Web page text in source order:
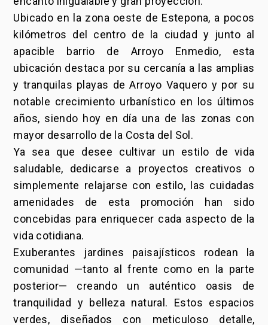
Ubicado en la zona oeste de Estepona, a pocos
kilómetros del centro de la ciudad y junto al
apacible barrio de Arroyo Enmedio, esta
ubicación destaca por su cercanía a las amplias
y tranquilas playas de Arroyo Vaquero y por su
notable crecimiento urbanístico en los últimos
años, siendo hoy en día una de las zonas con
mayor desarrollo de la Costa del Sol.
Ya sea que desee cultivar un estilo de vida
saludable, dedicarse a proyectos creativos o
simplemente relajarse con estilo, las cuidadas
amenidades de esta promoción han sido
concebidas para enriquecer cada aspecto de la
vida cotidiana.
Exuberantes jardines paisajísticos rodean la
comunidad —tanto al frente como en la parte
posterior— creando un auténtico oasis de
tranquilidad y belleza natural. Estos espacios
verdes, diseñados con meticuloso detalle,